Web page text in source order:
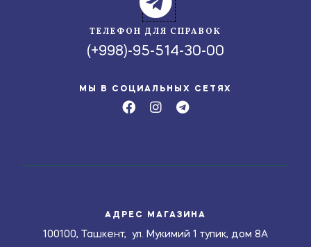
ТЕЛЕФОН ДЛЯ СПРАВОК
(+998)-95-514-30-00
МЫ В СОЦИАЛЬНЫХ СЕТЯХ
АДРЕС МАГАЗИНА
100100, Ташкент, ул. Мукимий 1 тупик, дом 8А